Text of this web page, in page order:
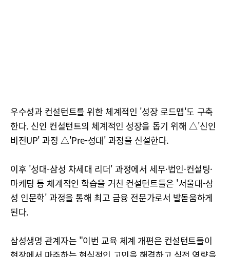
우수성과 컨설턴트를 위한 체계적인 '성장 로드맵'도 구축
한다. 신인 컨설턴트의 체계적인 성장을 돕기 위해 △'신인
비전UP' 과정 △'Pre-성대' 과정을 신설한다.
이후 '성대-삼성 차세대 리더' 과정에서 세무·법인·컨설팅·
마케팅 등 체계적인 학습을 거친 컨설턴트들은 '서울대-삼
성 인문학' 과정을 통해 최고 금융 전문가로서 발돋움하게
된다.
삼성생명 관계자는 "이번 교육 체계 개편은 컨설턴트들이